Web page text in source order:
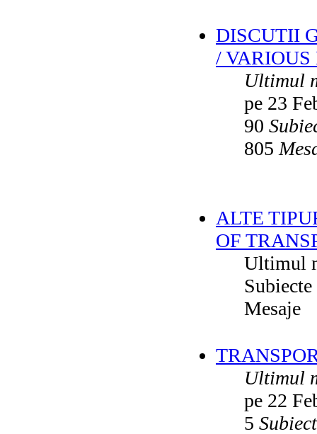
DISCUTII
/ VARIOUS
Ultimul
pe 23
90
805
ALTE
OF
Ultimul
Subiecte
Mesaje
Ultimul
pe 22
5